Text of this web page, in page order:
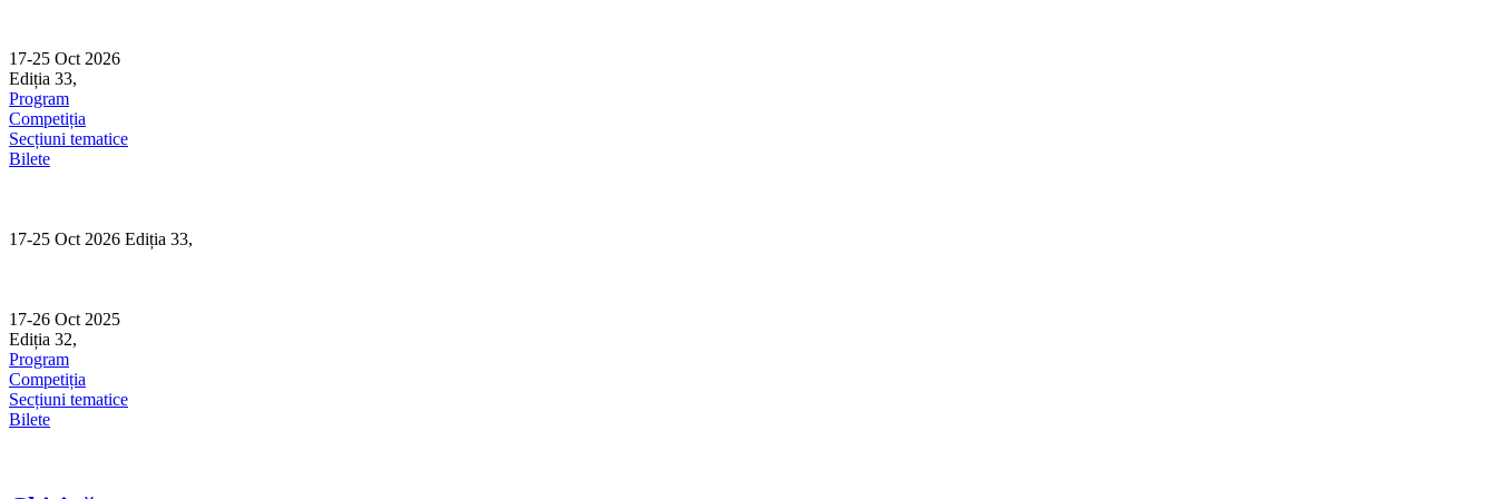
content
17-25 Oct 2026
Ediția 33,
Program
Competiția
Secțiuni tematice
Bilete
17-25 Oct 2026 Ediția 33,
17-26 Oct 2025
Ediția 32,
Program
Competiția
Secțiuni tematice
Bilete